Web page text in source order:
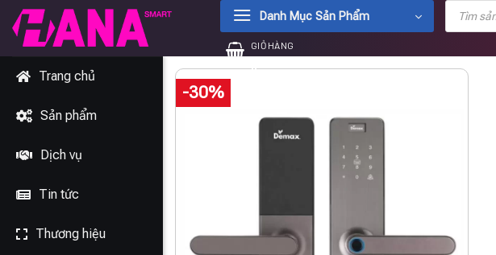
Chuyển
đến
dung
Danh Mục Sản Phẩm
Tìm
kiếm
phẩm
GIỎ HÀNG
0₫
Trang chủ
Sản phẩm
Dịch vụ
Tin tức
Thương hiệu
-30%